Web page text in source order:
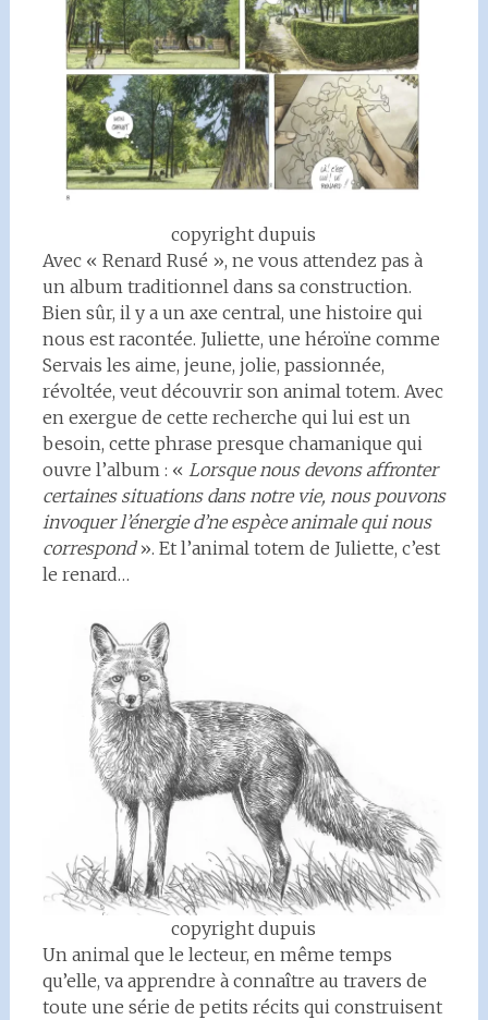
copyright dupuis
Avec « Renard Rusé », ne vous attendez pas à
un album traditionnel dans sa construction.
Bien sûr, il y a un axe central, une histoire qui
nous est racontée. Juliette, une héroïne comme
Servais les aime, jeune, jolie, passionnée,
révoltée, veut découvrir son animal totem. Avec
en exergue de cette recherche qui lui est un
besoin, cette phrase presque chamanique qui
ouvre l’album : « Lorsque nous devons affronter
certaines situations dans notre vie, nous pouvons
invoquer l’énergie d’ne espèce animale qui nous
correspond». Et l’animal totem de Juliette, c’est
le renard…
copyright dupuis
Un animal que le lecteur, en même temps
qu’elle, va apprendre à connaître au travers de
toute une série de petits récits qui construisent